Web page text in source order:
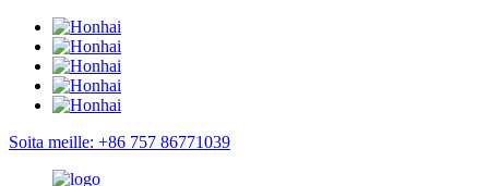
Soita meille: +86 757 86771039